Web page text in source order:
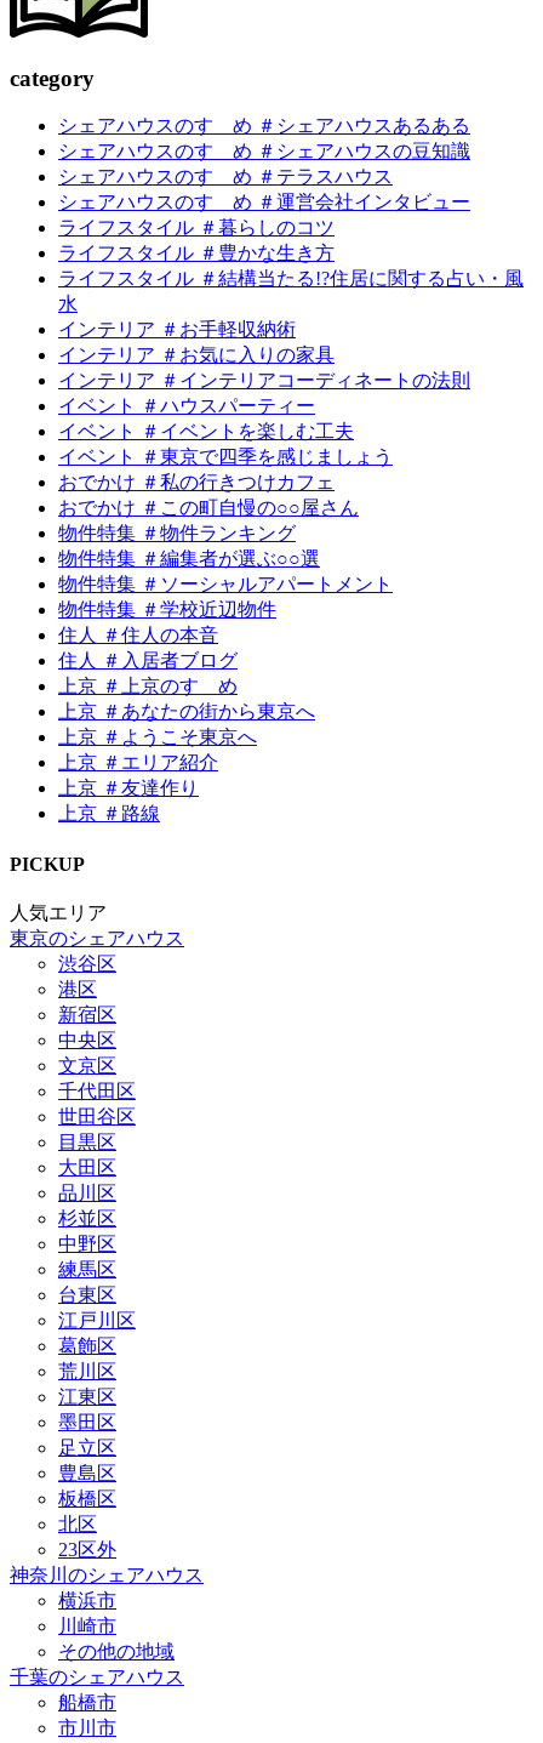
category
シェアハウスのすゝめ ＃シェアハウスあるある
シェアハウスのすゝめ ＃シェアハウスの豆知識
シェアハウスのすゝめ ＃テラスハウス
シェアハウスのすゝめ ＃運営会社インタビュー
ライフスタイル ＃暮らしのコツ
ライフスタイル ＃豊かな生き方
ライフスタイル ＃結構当たる!?住居に関する占い・風
水
インテリア ＃お手軽収納術
インテリア ＃お気に入りの家具
インテリア ＃インテリアコーディネートの法則
イベント ＃ハウスパーティー
イベント ＃イベントを楽しむ工夫
イベント ＃東京で四季を感じましょう
おでかけ ＃私の行きつけカフェ
おでかけ ＃この町自慢の○○屋さん
物件特集 ＃物件ランキング
物件特集 ＃編集者が選ぶ○○選
物件特集 ＃ソーシャルアパートメント
物件特集 ＃学校近辺物件
住人 ＃住人の本音
住人 ＃入居者ブログ
上京 ＃上京のすゝめ
上京 ＃あなたの街から東京へ
上京 ＃ようこそ東京へ
上京 ＃エリア紹介
上京 ＃友達作り
上京 ＃路線
PICKUP
人気エリア
東京のシェアハウス
渋谷区
港区
新宿区
中央区
文京区
千代田区
世田谷区
目黒区
大田区
品川区
杉並区
中野区
練馬区
台東区
江戸川区
葛飾区
荒川区
江東区
墨田区
足立区
豊島区
板橋区
北区
23区外
神奈川のシェアハウス
横浜市
川崎市
その他の地域
千葉のシェアハウス
船橋市
市川市